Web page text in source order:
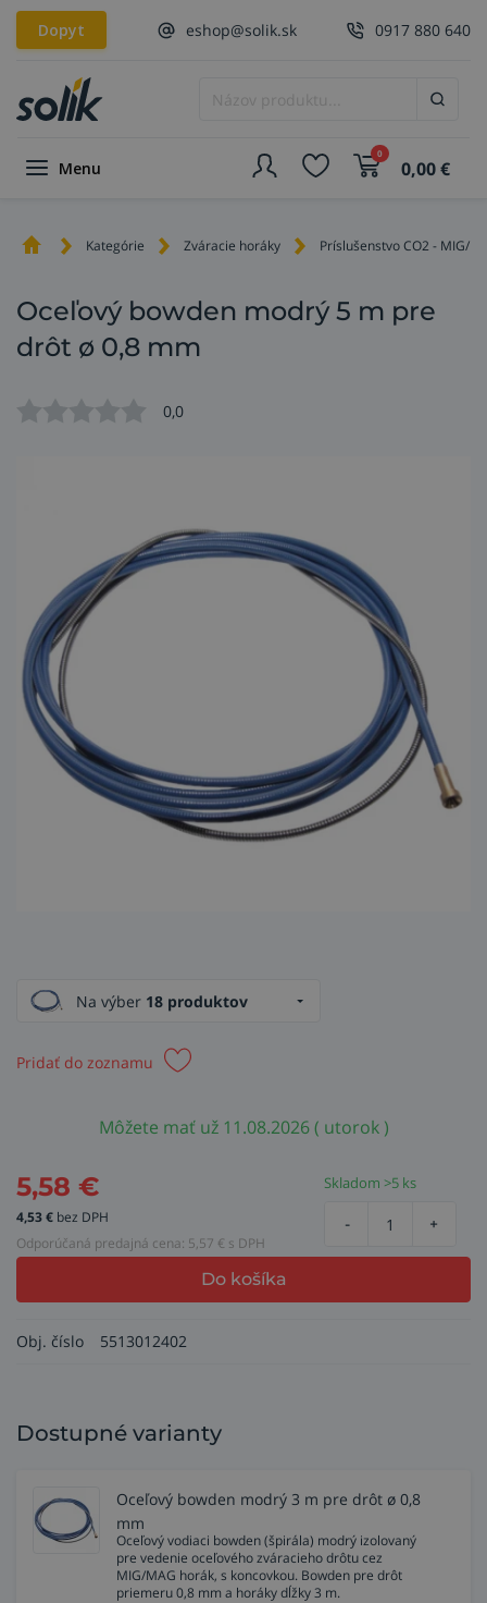
Dopyt eshop@solik.sk 0917 880 640
Menu
0
0,00€
Kategórie Zváracie horáky Príslušenstvo CO2 - MIG/
Oceľový bowden modrý 5 m pre
drôt ø 0,8 mm
0,0
Na výber 18 produktov
Pridať do zoznamu
Môžete mať už 11.08.2026 ( utorok )
5,58 €
4,53€ bez DPH
Odporúčaná predajná cena: 5,57 € s DPH
Skladom >5 ks
- +
Do košíka
Obj. číslo 5513012402
Dostupné varianty
Oceľový bowden modrý 3 m pre drôt ø 0,8
mm
Oceľový vodiaci bowden (špirála) modrý izolovaný
pre vedenie oceľového zváracieho drôtu cez
MIG/MAG horák, s koncovkou. Bowden pre drôt
priemeru 0,8 mm a horáky dĺžky 3 m.